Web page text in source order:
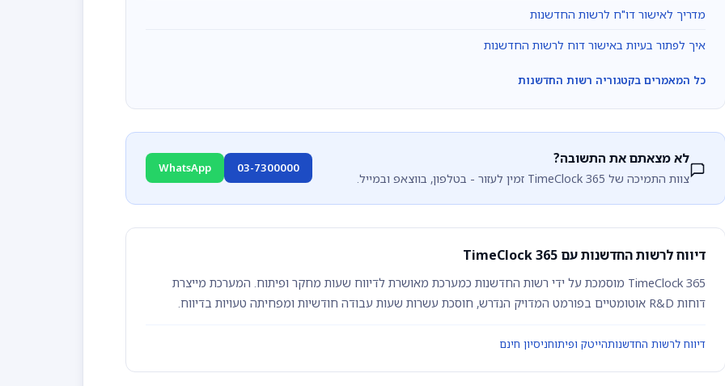
מדריך לאישור דו"ח לרשות החדשנות
איך לפתור בעיות באישור דוח לרשות החדשנות
כל המאמרים בקטגוריה רשות החדשנות
לא מצאתם את התשובה?
צוות התמיכה של TimeClock 365 זמין לעזור - בטלפון, בווצאפ ובמייל.
03-7300000
WhatsApp
דיווח לרשות החדשנות עם TimeClock 365
TimeClock 365 מוסמכת על ידי רשות החדשנות כמערכת מאושרת לדיווח שעות מחקר ופיתוח. המערכת מייצרת
דוחות R&D אוטומטיים בפורמט המדויק הנדרש, חוסכת עשרות שעות עבודה חודשיות ומפחיתה טעויות בדיווח.
דיווח לרשות החדשנותהייטק ופיתוחניסיון חינם